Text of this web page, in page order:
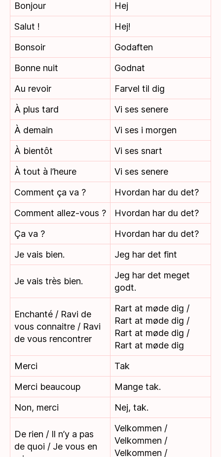
Bonjour
Hej
Salut !
Hej!
Bonsoir
Godaften
Bonne nuit
Godnat
Au revoir
Farvel til dig
À plus tard
Vi ses senere
À demain
Vi ses i morgen
À bientôt
Vi ses snart
À tout à l’heure
Vi ses senere
Comment ça va ?
Hvordan har du det?
Comment allez-vous ?
Hvordan har du det?
Ça va ?
Hvordan har du det?
Je vais bien.
Jeg har det fint
Je vais très bien.
Jeg har det meget
godt.
Enchanté / Ravi de
vous connaitre / Ravi
de vous rencontrer
Rart at møde dig /
Rart at møde dig /
Rart at møde dig /
Rart at møde dig
Merci
Tak
Merci beaucoup
Mange tak.
Non, merci
Nej, tak.
De rien / Il n’y a pas
de quoi / Je vous en
Velkommen /
Velkommen /
Velkommen /